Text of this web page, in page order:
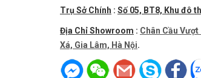
Trụ Sở Chính : Số 05, BT8, Khu đô
Địa Chỉ Showroom : Chân Cầu
Xá, Gia Lâm, Hà Nội.